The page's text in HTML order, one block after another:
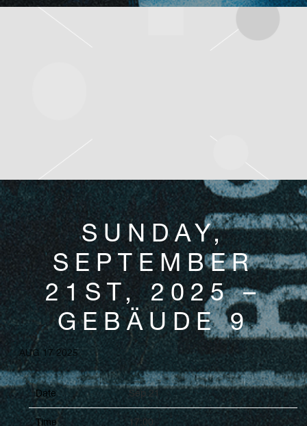
SUNDAY,
SEPTEMBER
21ST, 2025 –
GEBÄUDE 9
AUG 17 2025
Date Sep 21
Time 17:00